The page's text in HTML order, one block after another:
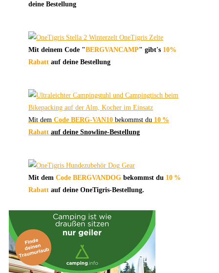
deine Bestellung
Mit deinem Code "BERGVANCAMP" gibt's 10%
Rabatt auf deine Bestellung
Mit dem Code BERG-VAN10 bekommst du 10 %
Rabatt auf deine Snowline-Bestellung
Mit dem Code BERGVANDOG bekommst du 10 %
Rabatt auf deine OneTigris-Bestellung.